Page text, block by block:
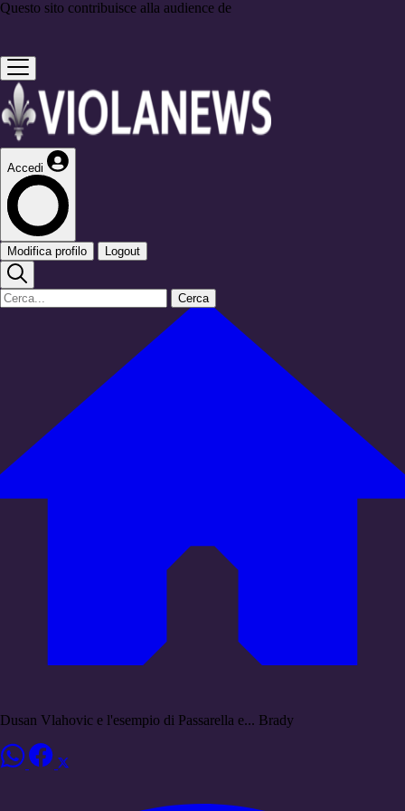
Questo sito contribuisce alla audience de
Accedi
Modifica profilo Logout
Cerca
Dusan Vlahovic e l'esempio di Passarella e... Brady